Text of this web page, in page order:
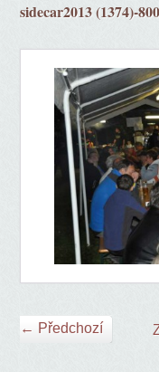
sidecar2013 (1374)-800
← Předchozí